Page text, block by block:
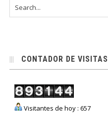
CONTADOR DE VISITAS
Visitantes de hoy : 657